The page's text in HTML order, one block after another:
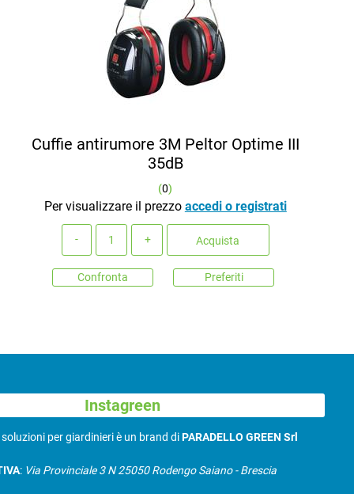
Cuffie antirumore 3M Peltor Optime III
35dB
(0)
Per visualizzare il prezzo accedi o registrati
Acquista
Confronta Preferiti
Instagreen
soluzioni per giardinieri è un brand diPARADELLO GREEN Srl
: Via Provinciale 3 N 25050 Rodengo Saiano - Brescia